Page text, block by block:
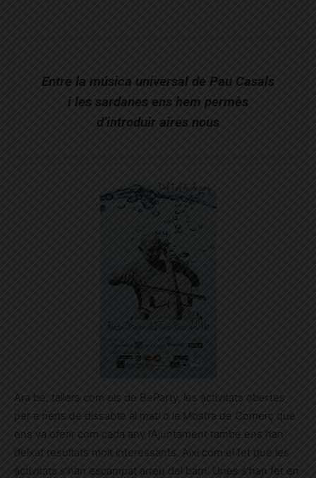
Entre la música universal de Pau Casals
i les sardanes ens hem permès
d’introduir aires nous
Ara bé, tallers com els de BeParty, les activitats obertes
per a nens de dissabte al matí o la Mostra de Comerç que
ens va oferir com cada any l’Ajuntament també ens han
deixat resultats molt interessants. Així com el fet que les
activitats s’han escampat arreu del barri. Unes s’han fet en